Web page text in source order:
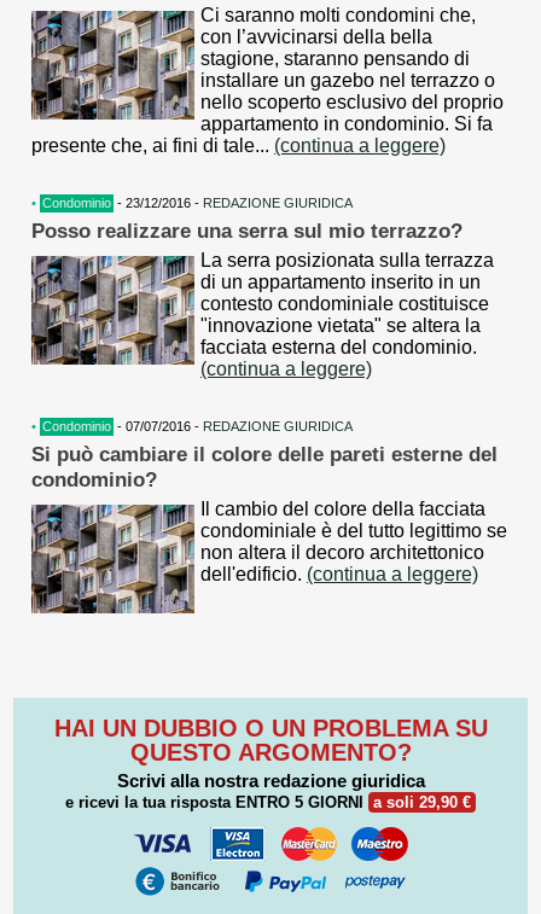
Ci saranno molti condomini che,
con l’avvicinarsi della bella
stagione, staranno pensando di
installare un gazebo nel terrazzo o
nello scoperto esclusivo del proprio
appartamento in condominio. Si fa
presente che, ai fini di tale... (continua a leggere)
• Condominio - 23/12/2016 - REDAZIONE GIURIDICA
Posso realizzare una serra sul mio terrazzo?
La serra posizionata sulla terrazza
di un appartamento inserito in un
contesto condominiale costituisce
"innovazione vietata" se altera la
facciata esterna del condominio.
(continua a leggere)
• Condominio - 07/07/2016 - REDAZIONE GIURIDICA
Si può cambiare il colore delle pareti esterne del
condominio?
Il cambio del colore della facciata
condominiale è del tutto legittimo se
non altera il decoro architettonico
dell'edificio. (continua a leggere)
HAI UN DUBBIO O UN PROBLEMA SU
QUESTO ARGOMENTO?
Scrivi alla nostra redazione giuridica
e ricevi la tua risposta ENTRO 5 GIORNI a soli 29,90 €